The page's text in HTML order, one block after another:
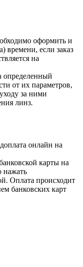
оформить и
времени, если заказ
на
определенный
от их параметров,
за ними
линз.
онлайн на
карты на
нажать
Оплата происходит
банковских карт